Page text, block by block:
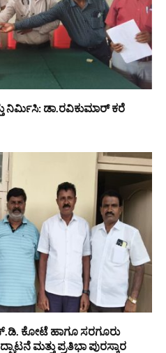
ನಿರ್ಮಿಸಿ: ಡಾ.ರವಿಕುಮಾರ್ ಕರೆ
ಕೋಟೆ ಹಾಗೂ ಸರಗೂರು
ಮತ್ತು ಪ್ರತಿಭಾ ಪುರಸ್ಕಾರ